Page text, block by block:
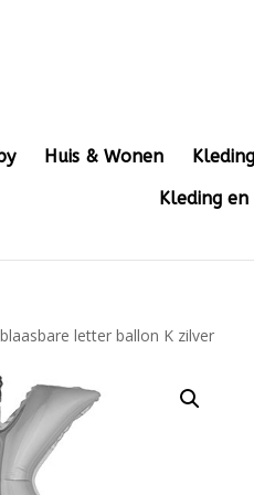
Huis & Wonen
Kleding en
letter ballon K zilver